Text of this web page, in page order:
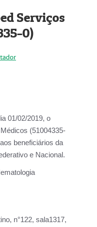
Serviços
0)
01/02/2019, o
(51004335-
beneficiários da
e Nacional.
n°122, sala1317,